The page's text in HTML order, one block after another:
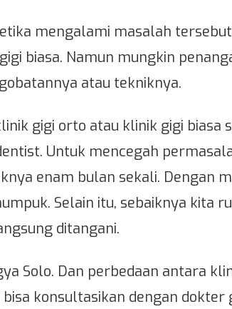
mengalami masalah
biasa. Namun mungkin
atau tekniknya.
gigi orto atau klinik gigi biasa
Untuk mencegah
enam bulan sekali. Dengan
Selain itu, sebaiknya kita
ditangani.
Solo. Dan perbedaan antara
konsultasikan dengan dokter